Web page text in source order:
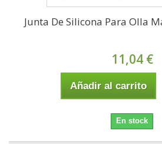
Junta De Silicona Para Olla
11,04 €
Añadir al carrito
En stock